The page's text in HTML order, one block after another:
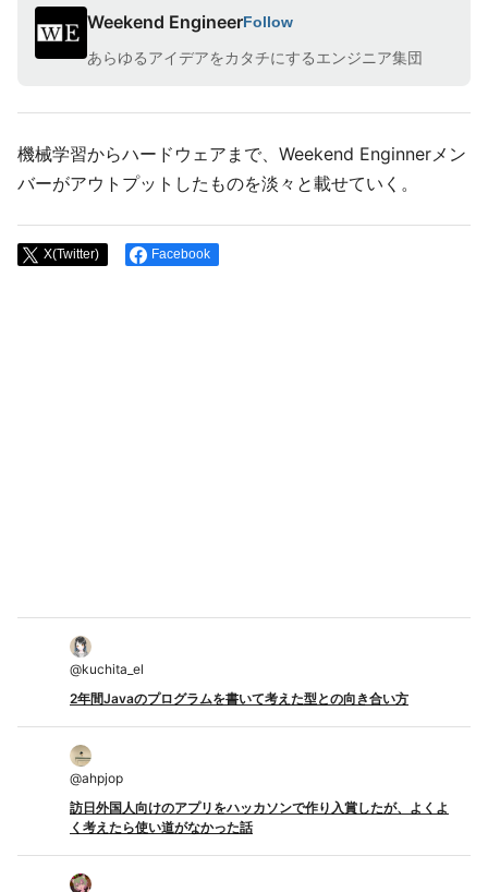
Weekend EngineerFollow
あらゆるアイデアをカタチにするエンジニア集団
機械学習からハードウェアまで、Weekend Enginnerメン
バーがアウトプットしたものを淡々と載せていく。
X(Twitter) Facebook
@kuchita_el
2年間Javaのプログラムを書いて考えた型との向き合い方
@ahpjop
訪日外国人向けのアプリをハッカソンで作り入賞したが、よくよ
く考えたら使い道がなかった話